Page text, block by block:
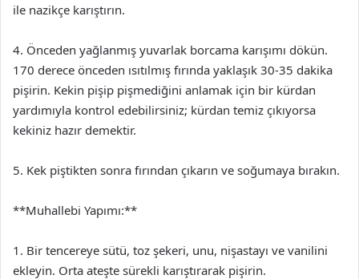
ile nazikçe karıştırın.
4. Önceden yağlanmış yuvarlak borcama karışımı dökün.
170 derece önceden ısıtılmış fırında yaklaşık 30-35 dakika
pişirin. Kekin pişip pişmediğini anlamak için bir kürdan
yardımıyla kontrol edebilirsiniz; kürdan temiz çıkıyorsa
kekiniz hazır demektir.
5. Kek piştikten sonra fırından çıkarın ve soğumaya bırakın.
**Muhallebi Yapımı:**
1. Bir tencereye sütü, toz şekeri, unu, nişastayı ve vanilini
ekleyin. Orta ateşte sürekli karıştırarak pişirin.